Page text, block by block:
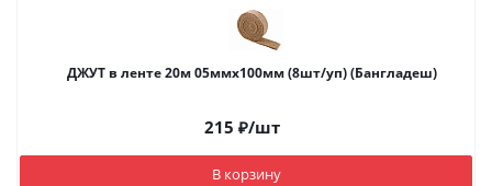
ДЖУТ в ленте 20м 05ммх100мм (8шт/уп) (Бангладеш)
215 ₽/шт
В корзину